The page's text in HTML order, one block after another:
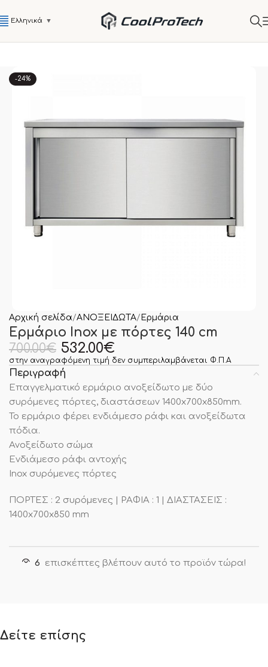
Ελληνικά ▼
-24%
Αρχική σελίδα ΑΝΟΞΕΙΔΩΤΑ Ερμάρια
Ερμάριο Inox με πόρτες 140 cm
700.00€ 532.00€
στην αναγραφόμενη τιμή δεν συμπεριλαμβάνεται Φ.Π.Α
Περιγραφή
Επαγγελματικό ερμάριο ανοξείδωτο με δύο
συρόμενες πόρτες, διαστάσεων 1400x700x850mm.
Το ερμάριο φέρει ενδιάμεσο ράφι και ανοξείδωτα
πόδια.
Ανοξείδωτο σώμα
Ενδιάμεσο ράφι αντοχής
Inox συρόμενες πόρτες
ΠΟΡΤΕΣ : 2 συρόμενες | ΡΑΦΙΑ : 1 | ΔΙΑΣΤΑΣΕΙΣ :
1400x700x850 mm
6 επισκέπτες βλέπουν αυτό το προϊόν τώρα!
Δείτε επίσης